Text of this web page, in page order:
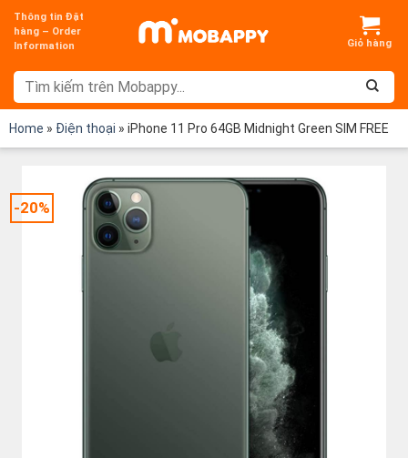
Chuyển
đến
dung
Thông tin Đặt
hàng – Order
Information
Home » Điện thoại » iPhone 11 Pro 64GB Midnight Green SIM FREE
-20%